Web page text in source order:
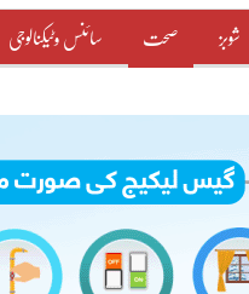
شوبز صحت سائنس وٹیکنالوجی